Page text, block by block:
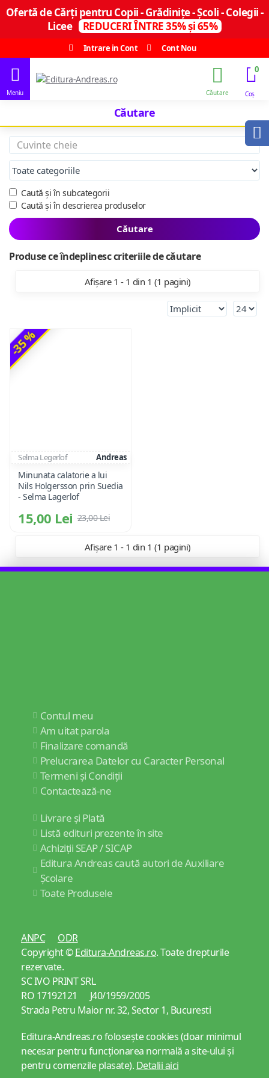
Ofertă de Cărți pentru Copii - Grădinițe - Școli - Colegii -
Licee
REDUCERI ÎNTRE 35% și 65%
Intrare in Cont
Cont Nou
0
Căutare
Caută și în subcategorii
Caută și în descrierea produselor
Căutare
Produse ce îndeplinesc criteriile de căutare
Afișare 1 - 1 din 1 (1 pagini)
-35 %
Selma Legerlof Andreas
Minunata calatorie a lui
Nils Holgersson prin Suedia
- Selma Lagerlof
15,00 Lei 23,00 Lei
Afișare 1 - 1 din 1 (1 pagini)
Contul meu
Am uitat parola
Finalizare comandă
Prelucrarea Datelor cu Caracter Personal
Termeni și Condiții
Contactează-ne
Livrare și Plată
Listă edituri prezente în site
Achiziții SEAP / SICAP
Editura Andreas caută autori de Auxiliare
Școlare
Toate Produsele
ANPC
ODR
Copyright ©Editura-Andreas.ro. Toate drepturile
rezervate.
SC IVO PRINT SRL
RO 17192121 J40/1959/2005
Strada Petru Maior nr. 32, Sector 1, Bucuresti
Editura-Andreas.ro folosește cookies (doar minimul
necesar pentru funcționarea normală a site-ului și
pentru comenzile plasate). Detalii aici